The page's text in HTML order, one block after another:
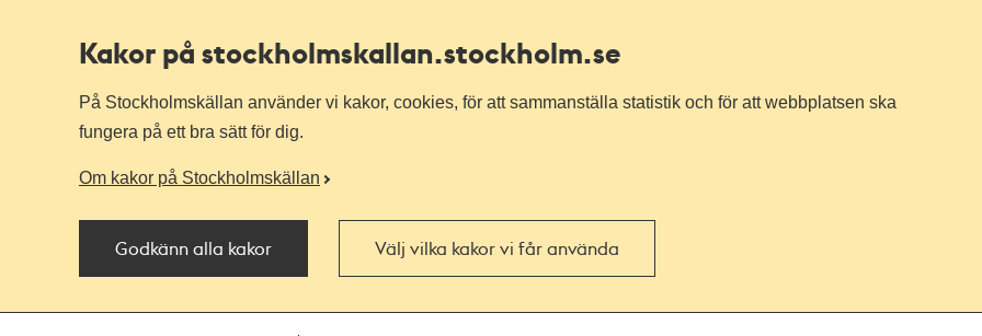
Kakor på stockholmskallan.stockholm.se
På Stockholmskällan använder vi kakor, cookies, för att sammanställa statistik och för att webbplatsen ska
fungera på ett bra sätt för dig.
Om kakor på Stockholmskällan
Godkänn alla kakor Välj vilka kakor vi får använda